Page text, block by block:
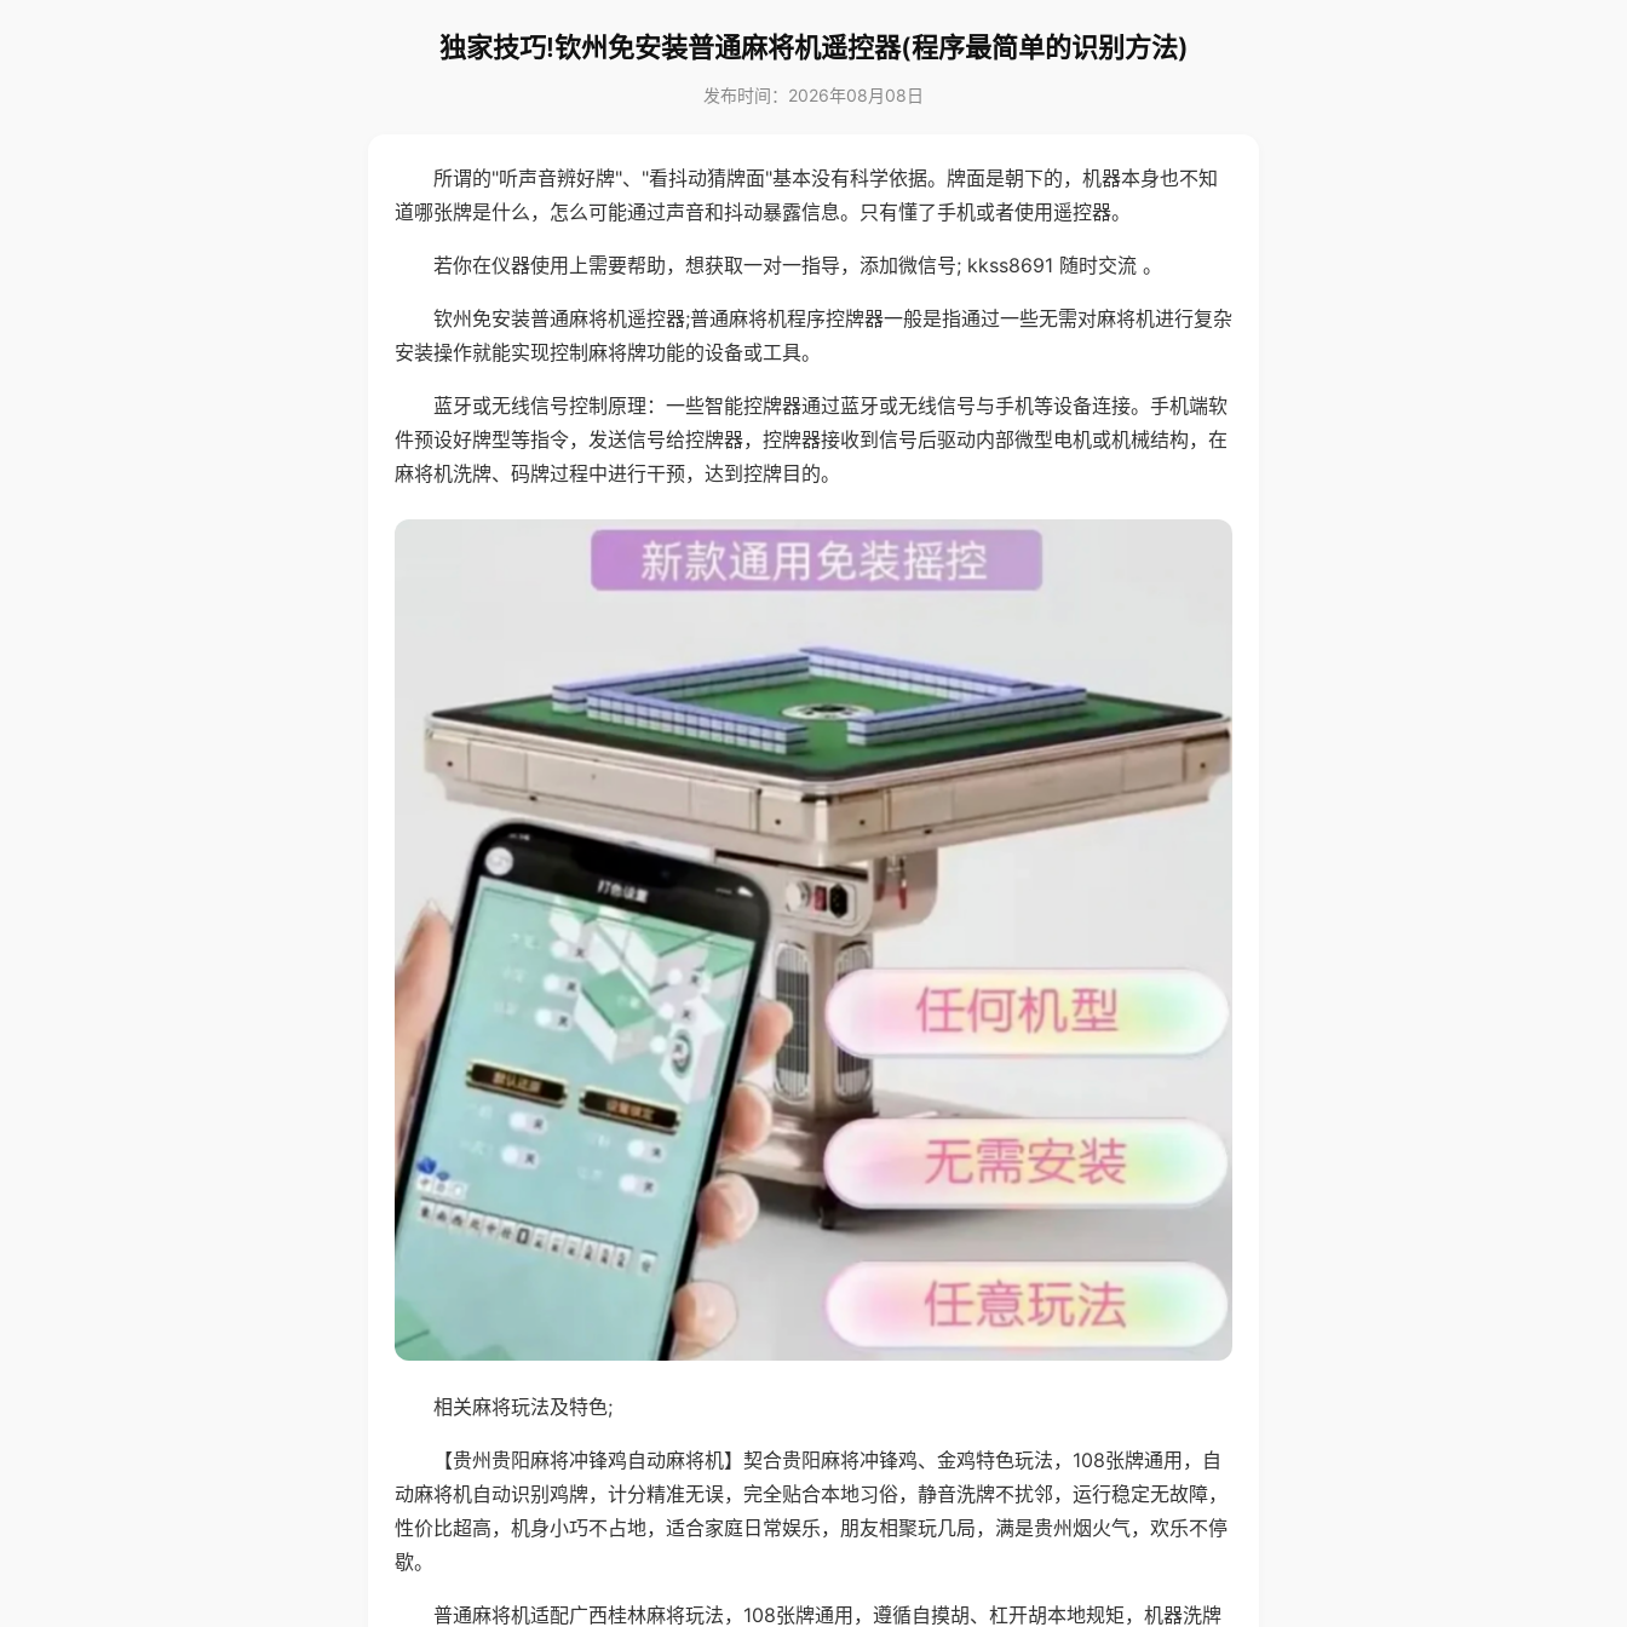
独家技巧!钦州免安装普通麻将机遥控器(程序最简单的识别方法)
发布时间：2026年08月08日
所谓的"听声音辨好牌"、"看抖动猜牌面"基本没有科学依据。牌面是朝下的，机器本身也不知
道哪张牌是什么，怎么可能通过声音和抖动暴露信息。只有懂了手机或者使用遥控器。
若你在仪器使用上需要帮助，想获取一对一指导，添加微信号; kkss8691 随时交流 。
钦州免安装普通麻将机遥控器;普通麻将机程序控牌器一般是指通过一些无需对麻将机进行复杂
安装操作就能实现控制麻将牌功能的设备或工具。
蓝牙或无线信号控制原理：一些智能控牌器通过蓝牙或无线信号与手机等设备连接。手机端软
件预设好牌型等指令，发送信号给控牌器，控牌器接收到信号后驱动内部微型电机或机械结构，在
麻将机洗牌、码牌过程中进行干预，达到控牌目的。
相关麻将玩法及特色;
【贵州贵阳麻将冲锋鸡自动麻将机】契合贵阳麻将冲锋鸡、金鸡特色玩法，108张牌通用，自
动麻将机自动识别鸡牌，计分精准无误，完全贴合本地习俗，静音洗牌不扰邻，运行稳定无故障，
性价比超高，机身小巧不占地，适合家庭日常娱乐，朋友相聚玩几局，满是贵州烟火气，欢乐不停
歇。
普通麻将机适配广西桂林麻将玩法，108张牌通用，遵循自摸胡、杠开胡本地规矩，机器洗牌